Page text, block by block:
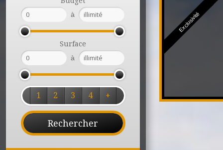
à
Surface
à
1 2 3 4 +
Exclusivité